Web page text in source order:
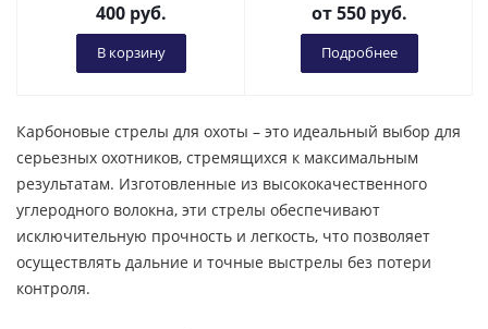
400 руб.
В корзину
от550 руб.
Подробнее
Карбоновые стрелы для охоты – это идеальный выбор для
серьезных охотников, стремящихся к максимальным
результатам. Изготовленные из высококачественного
углеродного волокна, эти стрелы обеспечивают
исключительную прочность и легкость, что позволяет
осуществлять дальние и точные выстрелы без потери
контроля.